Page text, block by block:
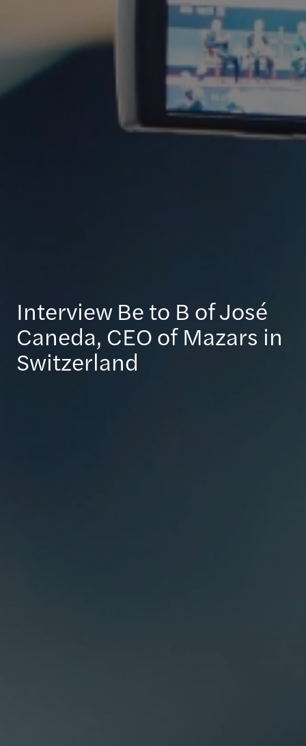
Interview Be to B of José
Caneda, CEO of Mazars in
Switzerland